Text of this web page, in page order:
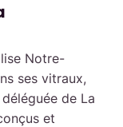
Notre-
ses vitraux,
de La
et